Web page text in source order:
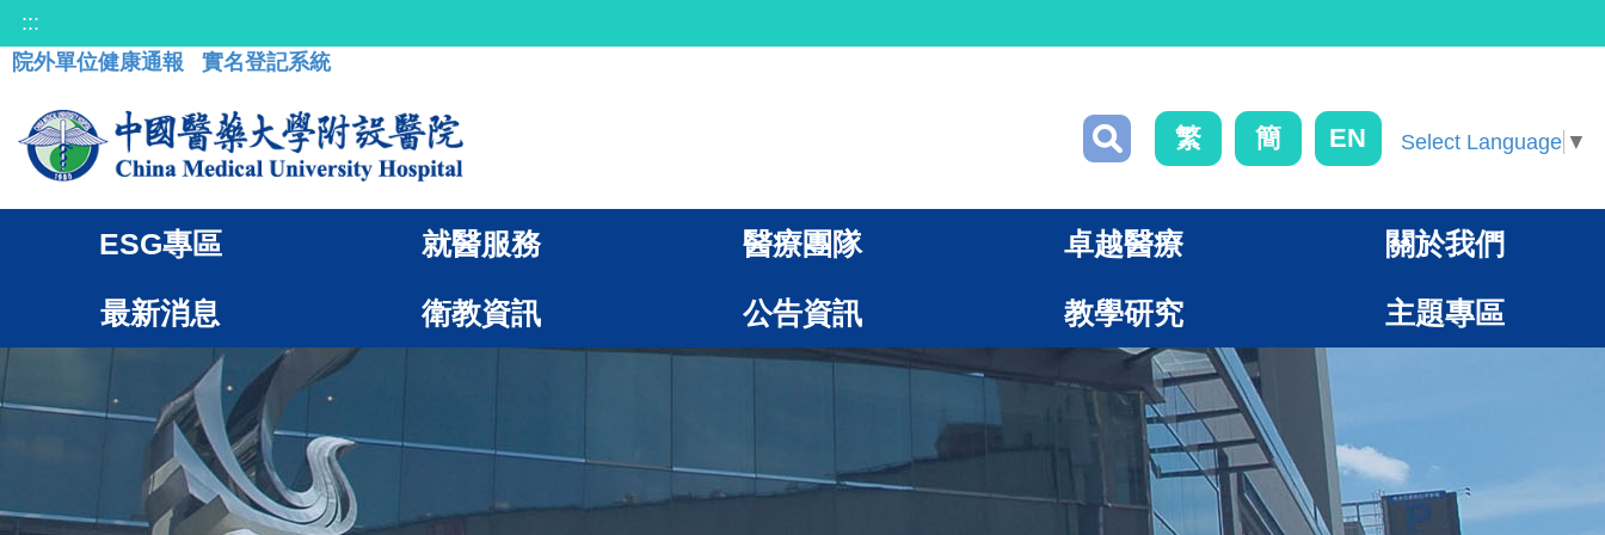
:::
院外單位健康通報
實名登記系統
繁 簡 EN Select Language ▼
ESG專區 就醫服務 醫療團隊 卓越醫療 關於我們
最新消息 衛教資訊 公告資訊 教學研究 主題專區